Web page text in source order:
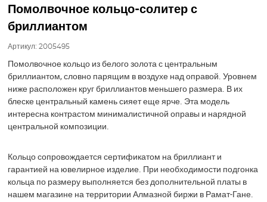
Помолвочное кольцо-солитер с
бриллиантом
Артикул:2005495
Помолвочное кольцо из белого золота с центральным
бриллиантом, словно парящим в воздухе над оправой. Уровнем
ниже расположен круг бриллиантов меньшего размера. В их
блеске центральный камень сияет еще ярче. Эта модель
интересна контрастом минималистичной оправы и нарядной
центральной композиции.
Кольцо сопровождается сертификатом на бриллиант и
гарантией на ювелирное изделие. При необходимости подгонка
кольца по размеру выполняется без дополнительной платы в
нашем магазине на территории Алмазной биржи в Рамат-Гане.